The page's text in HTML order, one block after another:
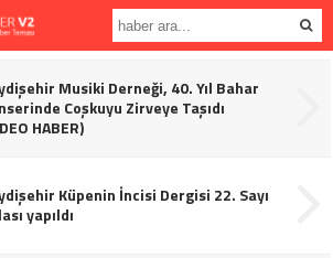
Musiki Derneği, 40. Yıl Bahar
Coşkuyu Zirveye Taşıdı
HABER)
Küpenin İncisi Dergisi 22. Sayı
yapıldı